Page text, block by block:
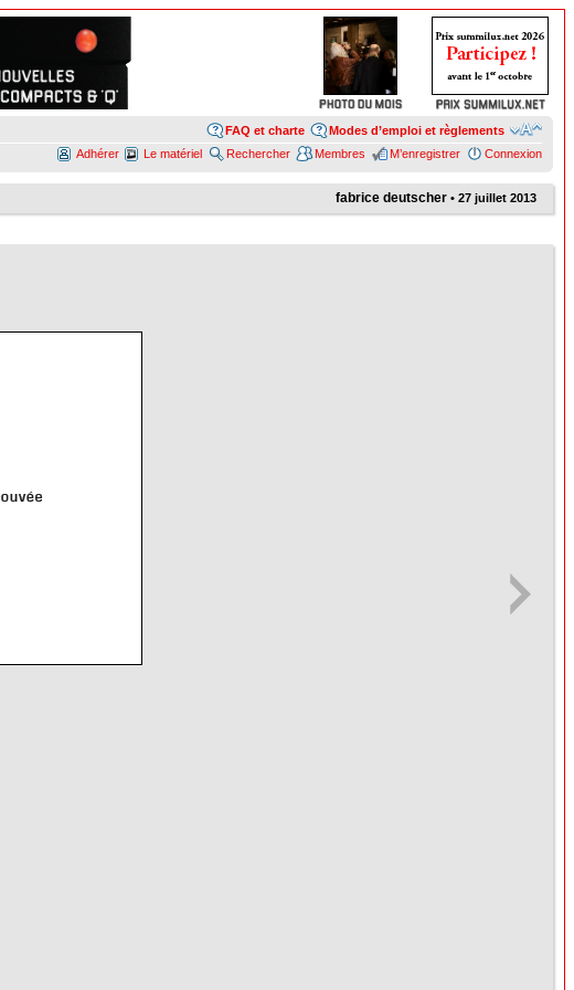
Modes d’emploi et règlements
FAQ et charte
Connexion
M’enregistrer
Membres
Rechercher
Le matériel
Adhérer
fabrice deutscher • 27 juillet 2013